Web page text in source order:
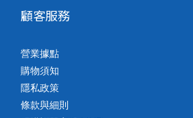
顧客服務
營業據點
購物須知
隱私政策
條款與細則